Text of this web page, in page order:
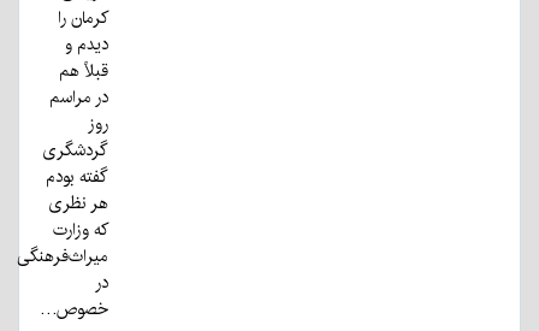
کرمان را
دیدم و
قبلاً هم
در مراسم
روز
گردشگری
گفته بودم
هر نظری
که وزارت
میراث‌فرهنگی
در
خصوص…